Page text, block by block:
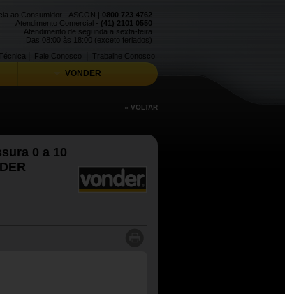
ao Consumidor - ASCON | 0800 723 4762
Atendimento Comercial - (41) 2101 0550
Atendimento de segunda a sexta-feira
Das 08:00 às 18:00 (exceto feriados)
Trabalhe Conosco
Fale Conosco
VONDER
« VOLTAR
0 a 10